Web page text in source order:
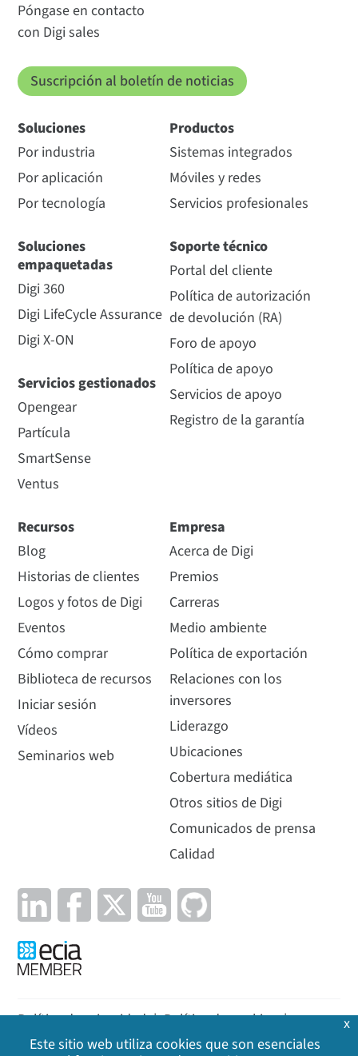
Póngase en contacto
con Digi sales
Suscripción al boletín de noticias
Soluciones
Por industria
Por aplicación
Por tecnología
Soluciones
empaquetadas
Digi 360
Digi LifeCycle Assurance
Digi X-ON
Servicios gestionados
Opengear
Partícula
SmartSense
Ventus
Productos
Sistemas integrados
Móviles y redes
Servicios profesionales
Soporte técnico
Portal del cliente
Política de autorización
de devolución (RA)
Foro de apoyo
Política de apoyo
Servicios de apoyo
Registro de la garantía
Recursos
Blog
Historias de clientes
Logos y fotos de Digi
Eventos
Cómo comprar
Biblioteca de recursos
Iniciar sesión
Vídeos
Seminarios web
Empresa
Acerca de Digi
Premios
Carreras
Medio ambiente
Política de exportación
Relaciones con los
inversores
Liderazgo
Ubicaciones
Cobertura mediática
Otros sitios de Digi
Comunicados de prensa
Calidad
Política de privacidad | Política de cookies |
Aviso legal | Mapa del sitio
Este sitio web utiliza cookies que son esenciales
x